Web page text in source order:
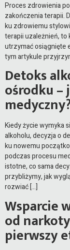
Proces zdrowienia
zakończenia terapii.
ku zdrowiemu
terapii uzależnień,
utrzymać osiągnięte
tym artykule
Detoks
ośrodku –
Kiedy życie wymyka
alkoholu, decyzja o
ku nowemu
podczas procesu
istotne, co sama
przybliżymy, jak
rozwiać […]
Wsparcie
od
pierwszy